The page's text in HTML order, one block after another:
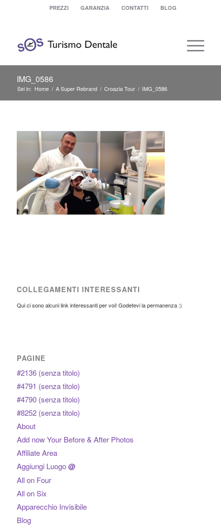
PREZZI GARANZIA CONTATTI BLOG
IMG_0586
Sei in: Home / A Super Rebrand / Croazia Tour / IMG_0586
COLLEGAMENTI INTERESSANTI
Qui ci sono alcuni link interessanti per voi! Godetevi la permanenza :)
PAGINE
#2136 (senza titolo)
#4791 (senza titolo)
#4790 (senza titolo)
#8252 (senza titolo)
About
Add now Your Before & After Photos
Affiliate Area
Aggiungi Luogo@
All on Four
All on Six
Apparecchio Invisibile
Blog